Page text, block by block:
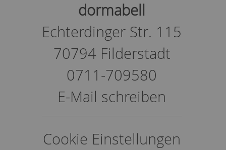
dormabell
Echterdinger Str. 115
70794 Filderstadt
0711-709580
E-Mail schreiben
Cookie Einstellungen